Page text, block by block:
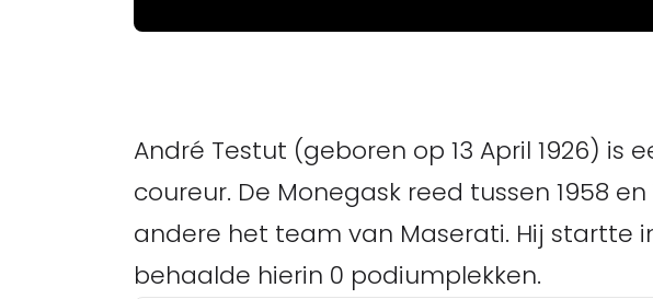
André Testut (geboren op 13 April 1926) is
coureur. De Monegask reed tussen 1958
andere het team van Maserati. Hij startte
behaalde hierin 0 podiumplekken.